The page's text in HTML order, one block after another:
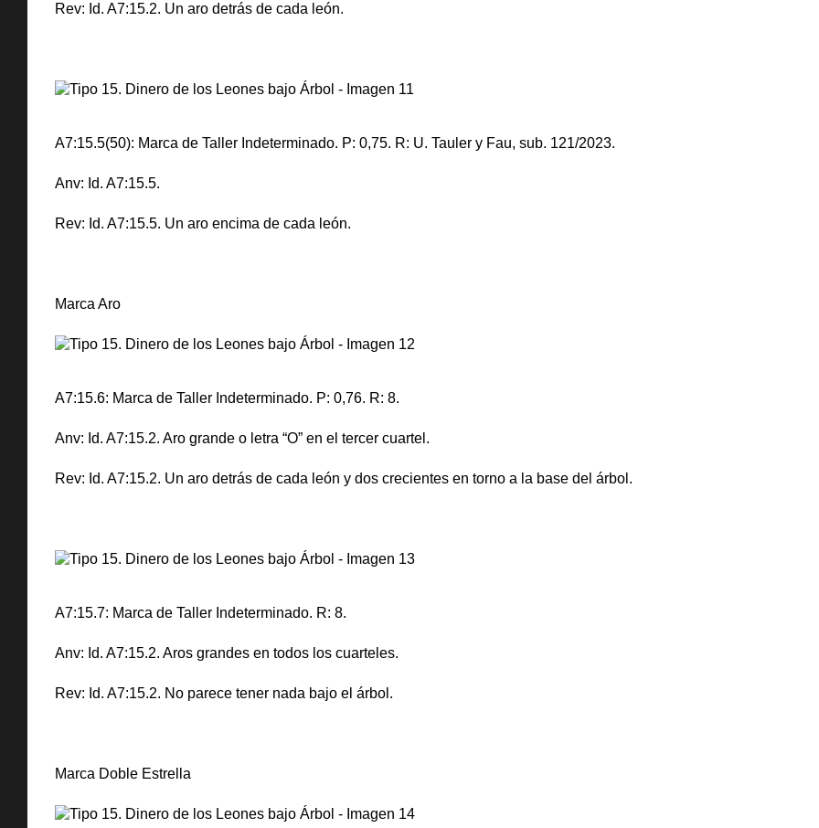
Rev: Id. A7:15.2. Un aro detrás de cada león.
A7:15.5(50): Marca de Taller Indeterminado. P: 0,75. R: U. Tauler y Fau, sub. 121/2023.
Anv: Id. A7:15.5.
Rev: Id. A7:15.5. Un aro encima de cada león.
Marca Aro
A7:15.6: Marca de Taller Indeterminado. P: 0,76. R: 8.
Anv: Id. A7:15.2. Aro grande o letra “O” en el tercer cuartel.
Rev: Id. A7:15.2. Un aro detrás de cada león y dos crecientes en torno a la base del árbol.
A7:15.7: Marca de Taller Indeterminado. R: 8.
Anv: Id. A7:15.2. Aros grandes en todos los cuarteles.
Rev: Id. A7:15.2. No parece tener nada bajo el árbol.
Marca Doble Estrella